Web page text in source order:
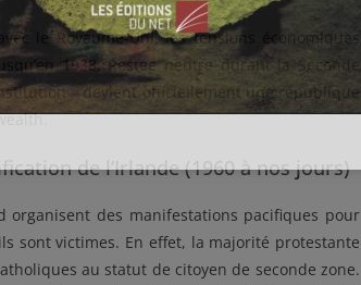
le Royaume-Uni, les tensions économiques
1938. Restée neutre durant la Seconde
– devient officiellement une république
de l’Irlande (1960 à nos jours)
organisent des manifestations pacifiques pour
sont victimes. En effet, la majorité protestante
au statut de citoyen de seconde zone.